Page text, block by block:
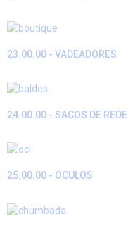
23.00.00 - VADEADORES
24.00.00 - SACOS DE REDE
25.00.00 - OCULOS